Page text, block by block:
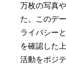
万枚の写真
た。このデ
ライバシー
を確認した
活動をポジ